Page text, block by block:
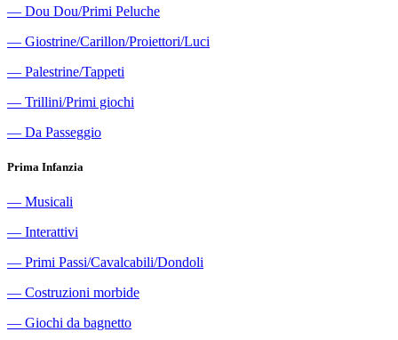
― Dou Dou/Primi Peluche
― Giostrine/Carillon/Proiettori/Luci
― Palestrine/Tappeti
― Trillini/Primi giochi
― Da Passeggio
Prima Infanzia
― Musicali
― Interattivi
― Primi Passi/Cavalcabili/Dondoli
― Costruzioni morbide
― Giochi da bagnetto